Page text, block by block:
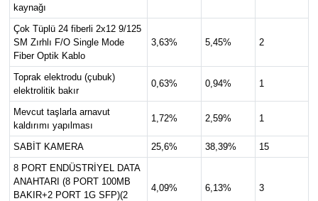
kaynağı
Çok Tüplü 24 fiberli 2x12 9/125
SM Zırhlı F/O Single Mode
Fiber Optik Kablo
3,63% 5,45% 2
Toprak elektrodu (çubuk)
elektrolitik bakır
0,63% 0,94% 1
Mevcut taşlarla arnavut
kaldırımı yapılması
1,72% 2,59% 1
SABİT KAMERA 25,6% 38,39%
15
8 PORT ENDÜSTRİYEL DATA
ANAHTARI (8 PORT 100MB
BAKIR+2 PORT 1G SFP)(2
4,09% 6,13% 3